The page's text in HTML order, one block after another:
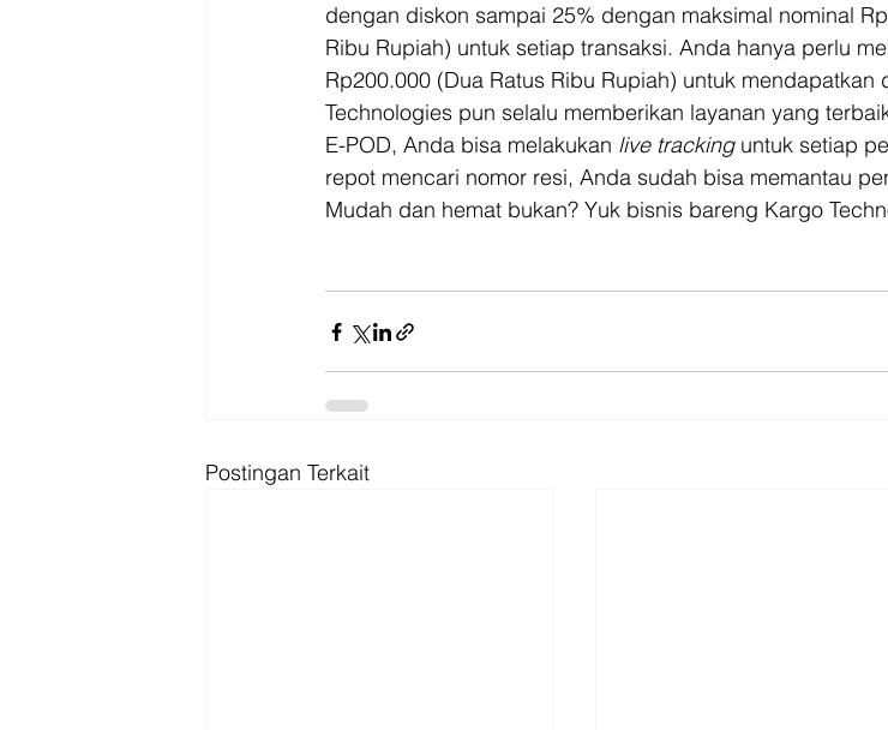
dengan diskon sampai 25% dengan maksimal nominal
Ribu Rupiah) untuk setiap transaksi. Anda hanya perlu
Rp200.000 (Dua Ratus Ribu Rupiah) untuk mendapatkan
Technologies pun selalu memberikan layanan yang
E-POD, Anda bisa melakukan live tracking untuk setiap
repot mencari nomor resi, Anda sudah bisa memantau
Mudah dan hemat bukan? Yuk bisnis bareng Kargo
Postingan Terkait